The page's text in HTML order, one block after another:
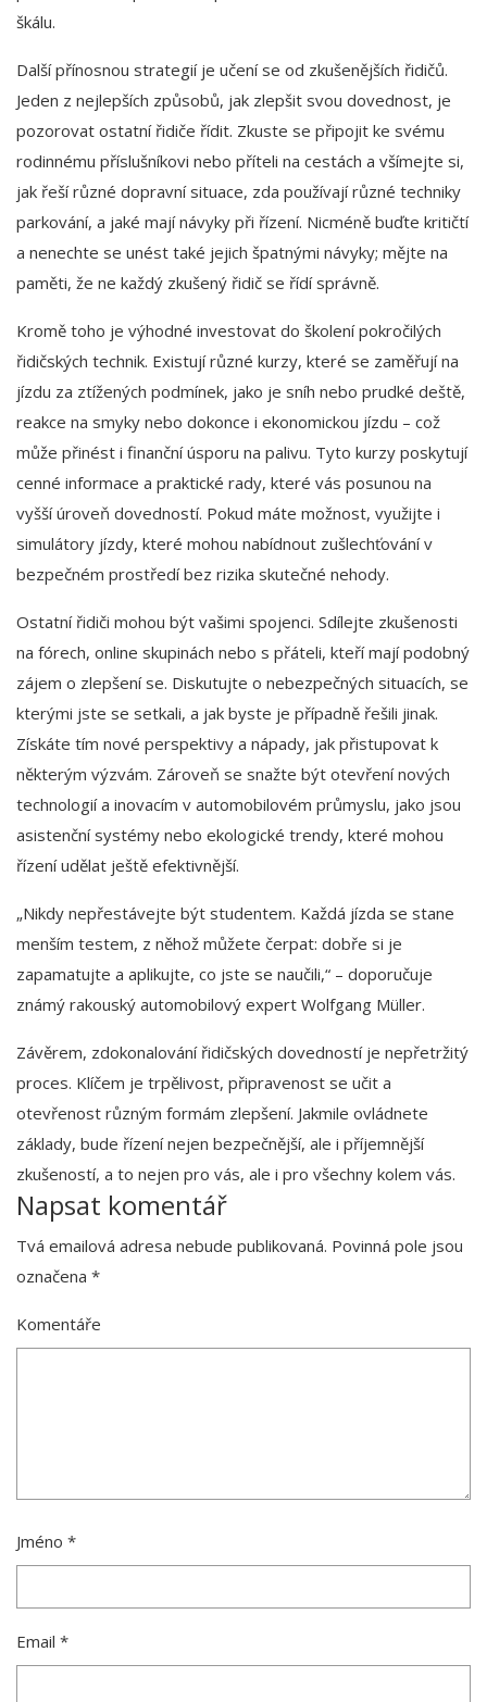
škálu.
Další přínosnou strategií je učení se od zkušenějších řidičů.
Jeden z nejlepších způsobů, jak zlepšit svou dovednost, je
pozorovat ostatní řidiče řídit. Zkuste se připojit ke svému
rodinnému příslušníkovi nebo příteli na cestách a všímejte si,
jak řeší různé dopravní situace, zda používají různé techniky
parkování, a jaké mají návyky při řízení. Nicméně buďte kritičtí
a nenechte se unést také jejich špatnými návyky; mějte na
paměti, že ne každý zkušený řidič se řídí správně.
Kromě toho je výhodné investovat do školení pokročilých
řidičských technik. Existují různé kurzy, které se zaměřují na
jízdu za ztížených podmínek, jako je sníh nebo prudké deště,
reakce na smyky nebo dokonce i ekonomickou jízdu – což
může přinést i finanční úsporu na palivu. Tyto kurzy poskytují
cenné informace a praktické rady, které vás posunou na
vyšší úroveň dovedností. Pokud máte možnost, využijte i
simulátory jízdy, které mohou nabídnout zušlechťování v
bezpečném prostředí bez rizika skutečné nehody.
Ostatní řidiči mohou být vašimi spojenci. Sdílejte zkušenosti
na fórech, online skupinách nebo s přáteli, kteří mají podobný
zájem o zlepšení se. Diskutujte o nebezpečných situacích, se
kterými jste se setkali, a jak byste je případně řešili jinak.
Získáte tím nové perspektivy a nápady, jak přistupovat k
některým výzvám. Zároveň se snažte být otevření nových
technologií a inovacím v automobilovém průmyslu, jako jsou
asistenční systémy nebo ekologické trendy, které mohou
řízení udělat ještě efektivnější.
„Nikdy nepřestávejte být studentem. Každá jízda se stane
menším testem, z něhož můžete čerpat: dobře si je
zapamatujte a aplikujte, co jste se naučili,“ – doporučuje
známý rakouský automobilový expert Wolfgang Müller.
Závěrem, zdokonalování řidičských dovedností je nepřetržitý
proces. Klíčem je trpělivost, připravenost se učit a
otevřenost různým formám zlepšení. Jakmile ovládnete
základy, bude řízení nejen bezpečnější, ale i příjemnější
zkušeností, a to nejen pro vás, ale i pro všechny kolem vás.
Napsat komentář
Tvá emailová adresa nebude publikovaná. Povinná pole jsou
označena *
Komentáře
Jméno *
Email *